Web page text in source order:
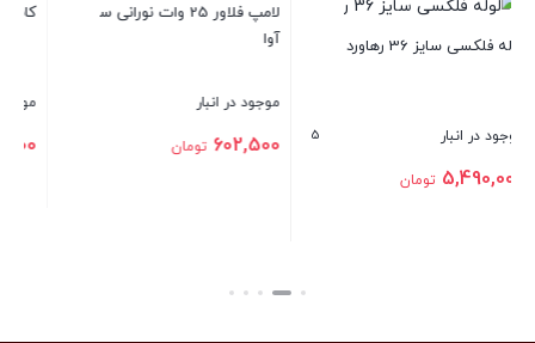
لامپ فلاور 25 وات نورانی سهند
موجود در انبار
602,500 تومان
کابلشو مسی سایز 120
موجود در انبار
382,800